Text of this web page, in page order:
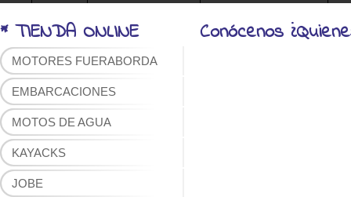
* TIENDA ONLINE
MOTORES FUERABORDA
EMBARCACIONES
MOTOS DE AGUA
KAYACKS
JOBE
Conócenos